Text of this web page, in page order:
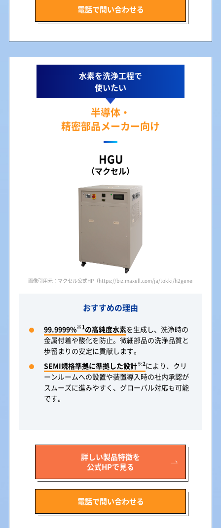
電話で問い合わせる
水素を洗浄工程で
使いたい
半導体・
精密部品メーカー向け
HGU
（マクセル）
画像引用元：マクセル公式HP（https://biz.maxell.com/ja/tokki/h2generator.html
おすすめの理由
99.9999%※1の高純度水素を生成し、洗浄時の
金属付着や酸化を防止。微細部品の洗浄品質と
歩留まりの安定に貢献します。
SEMI規格準拠に準拠した設計※2により、クリ
ーンルームへの設置や装置導入時の社内承認が
スムーズに進みやすく、グローバル対応も可能
です。
詳しい製品特徴を
公式HPで見る
電話で問い合わせる